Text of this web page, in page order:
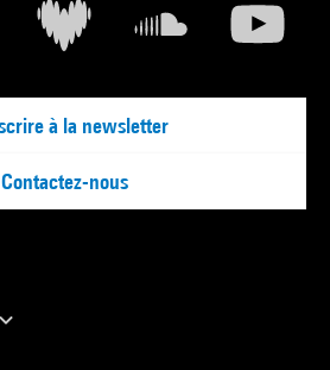
à la newsletter
Contactez-nous